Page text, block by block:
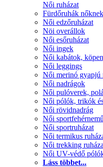
Női ruházat
Fürdőruhák nőknek
Női edzőruházat
Nöi overállok
Női esőruházat
Női ingek
Női kabátok,
Női leggings
Női merinó gyapjú
Női nadrágok
Női pulóverek,
Női pólók, trikók
Női rövidnadrág
Női
Női sportruházat
Női termikus
Női trekking
Női UV-védő
Láss többet...